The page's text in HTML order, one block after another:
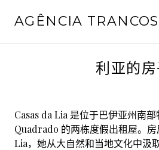
AGÊNCIA
J
1
4
利亚的房
Casas da Lia 是位于巴伊亚州南
Quadrado 的两栋度假出租屋。
Lia，她从大自然和当地文化中汲